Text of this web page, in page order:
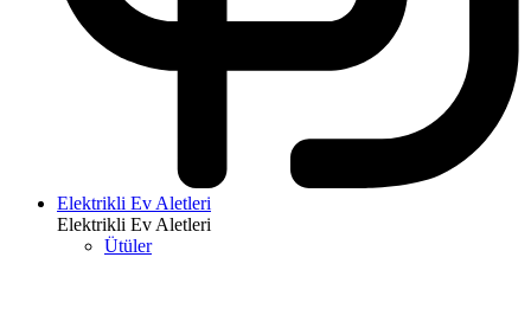
Elektrikli Ev Aletleri
Elektrikli Ev Aletleri
Ütüler